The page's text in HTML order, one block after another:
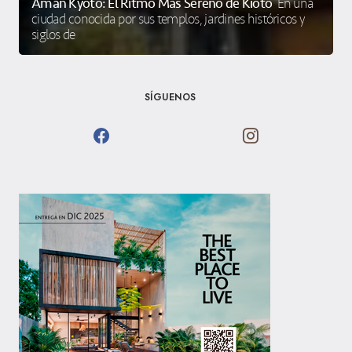
ciudad conocida por sus templos, jardines históricos y
siglos de
SÍGUENOS